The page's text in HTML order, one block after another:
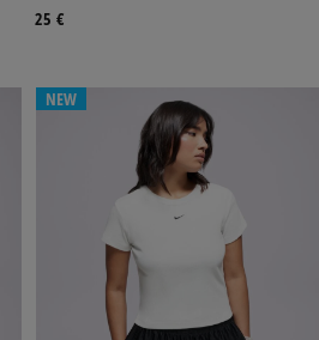
25 €
NEW